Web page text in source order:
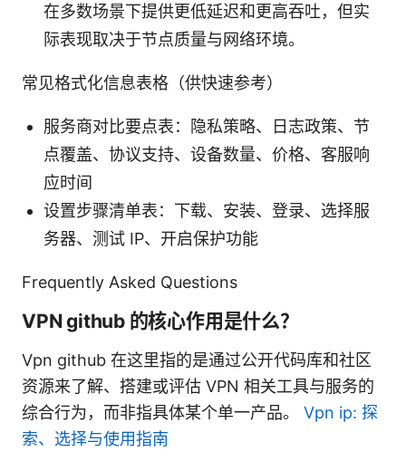
在多数场景下提供更低延迟和更高吞吐，但实
际表现取决于节点质量与网络环境。
常见格式化信息表格（供快速参考）
服务商对比要点表：隐私策略、日志政策、节
点覆盖、协议支持、设备数量、价格、客服响
应时间
设置步骤清单表：下载、安装、登录、选择服
务器、测试 IP、开启保护功能
Frequently Asked Questions
VPN github 的核心作用是什么？
Vpn github 在这里指的是通过公开代码库和社区
资源来了解、搭建或评估 VPN 相关工具与服务的
综合行为，而非指具体某个单一产品。 Vpn ip: 探
索、选择与使用指南